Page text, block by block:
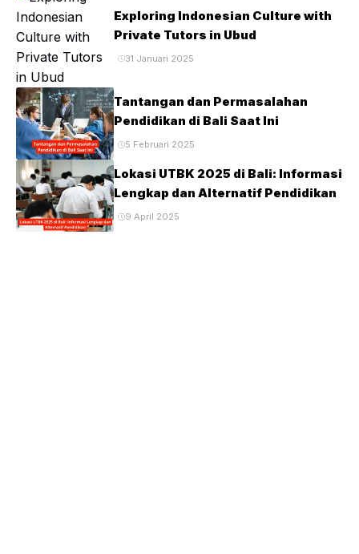
Exploring Indonesian Culture with
Private Tutors in Ubud
31 Januari 2025
Tantangan dan Permasalahan
Pendidikan di Bali Saat Ini
5 Februari 2025
Lokasi UTBK 2025 di Bali: Informasi
Lengkap dan Alternatif Pendidikan
9 April 2025